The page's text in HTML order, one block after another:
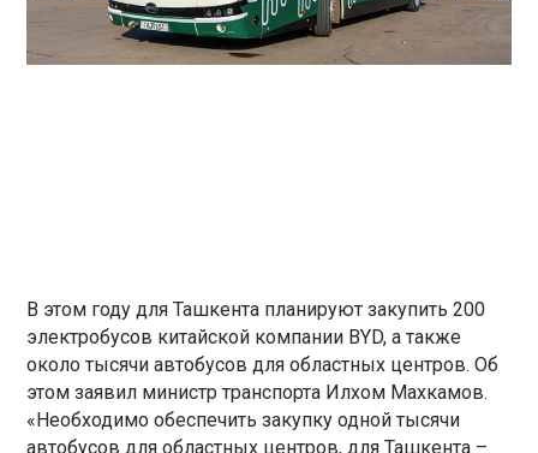
В этом году для Ташкента планируют закупить 200
электробусов китайской компании BYD, а также
около тысячи автобусов для областных центров. Об
этом заявил министр транспорта Илхом Махкамов.
«Необходимо обеспечить закупку одной тысячи
автобусов для областных центров, для Ташкента –